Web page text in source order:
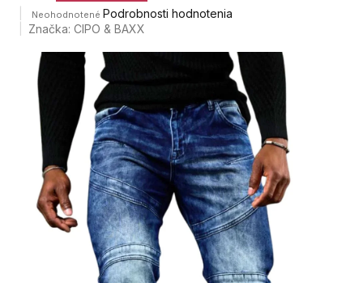
Priemerné
hodnotenie
je
0,0
z
hviezdičiek.
Neohodnotené Podrobnosti hodnotenia
Značka:CIPO & BAXX